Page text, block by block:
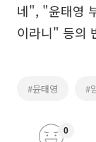
네", "윤태영
이라니" 등의
#윤태영 #
0